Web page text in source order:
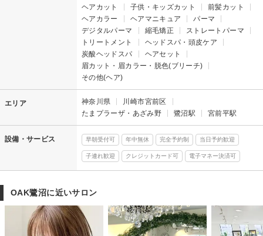
ヘアカット
子供・キッズカット
前髪カット
ヘアカラー
ヘアマニキュア
パーマ
デジタルパーマ
縮毛矯正
ストレートパーマ
トリートメント
ヘッドスパ・頭皮ケア
炭酸ヘッドスパ
ヘアセット
眉カット・眉カラー・脱色(ブリーチ)
その他(ヘア)
エリア 神奈川県
川崎市宮前区
たまプラーザ・あざみ野
鷺沼駅 宮前平駅
設備・サービス 早朝受付可 年中無休 完全予約制 当日予約歓迎
子連れ歓迎 クレジットカード可 電子マネー決済可
OAK鷺沼に近いサロン